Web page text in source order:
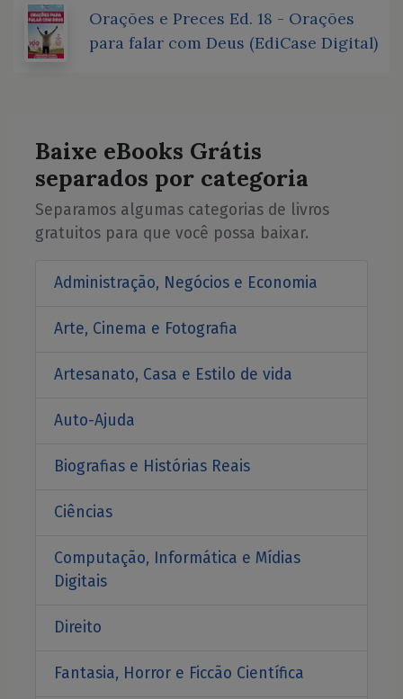
Orações e Preces Ed. 18 - Orações
para falar com Deus (EdiCase Digital)
Baixe eBooks Grátis
separados por categoria
Separamos algumas categorias de livros
gratuitos para que você possa baixar.
Administração, Negócios e Economia
Arte, Cinema e Fotografia
Artesanato, Casa e Estilo de vida
Auto-Ajuda
Biografias e Histórias Reais
Ciências
Computação, Informática e Mídias
Digitais
Direito
Fantasia, Horror e Ficcão Científica